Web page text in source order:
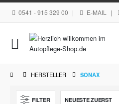
0541 - 915 329 00 | E-MAIL |
Navigation
umschalten
HERSTELLER SONAX
FILTER